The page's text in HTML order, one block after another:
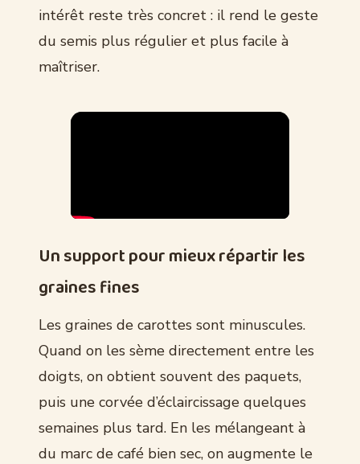
intérêt reste très concret : il rend le geste
du semis plus régulier et plus facile à
maîtriser.
Un support pour mieux répartir les
graines fines
Les graines de carottes sont minuscules.
Quand on les sème directement entre les
doigts, on obtient souvent des paquets,
puis une corvée d’éclaircissage quelques
semaines plus tard. En les mélangeant à
du marc de café bien sec, on augmente le